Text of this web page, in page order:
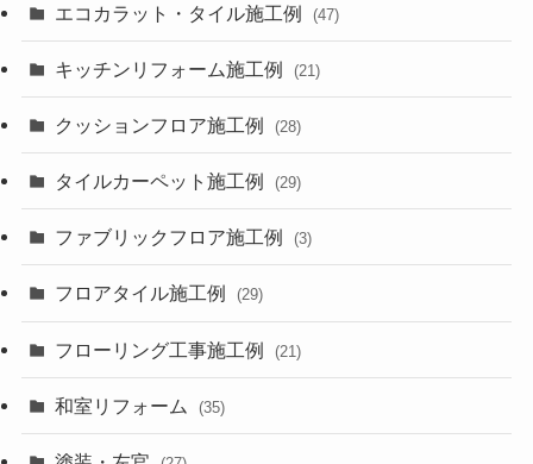
エコカラット・タイル施工例 (47)
キッチンリフォーム施工例 (21)
クッションフロア施工例 (28)
タイルカーペット施工例 (29)
ファブリックフロア施工例 (3)
フロアタイル施工例 (29)
フローリング工事施工例 (21)
和室リフォーム (35)